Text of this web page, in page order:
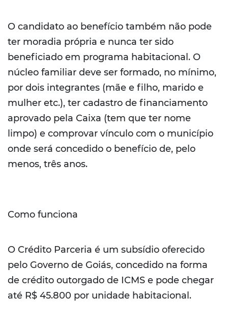
O candidato ao benefício também não pode
ter moradia própria e nunca ter sido
beneficiado em programa habitacional. O
núcleo familiar deve ser formado, no mínimo,
por dois integrantes (mãe e filho, marido e
mulher etc.), ter cadastro de financiamento
aprovado pela Caixa (tem que ter nome
limpo) e comprovar vínculo com o município
onde será concedido o benefício de, pelo
menos, três anos.
Como funciona
O Crédito Parceria é um subsídio oferecido
pelo Governo de Goiás, concedido na forma
de crédito outorgado de ICMS e pode chegar
até R$ 45.800 por unidade habitacional.